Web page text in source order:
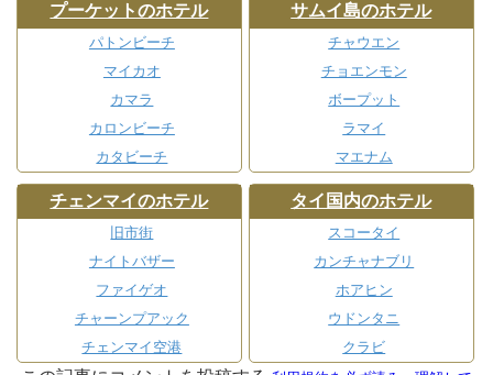
プーケットのホテル
パトンビーチ
マイカオ
カマラ
カロンビーチ
カタビーチ
サムイ島のホテル
チャウエン
チョエンモン
ボープット
ラマイ
マエナム
チェンマイのホテル
旧市街
ナイトバザー
ファイゲオ
チャーンプアック
チェンマイ空港
タイ国内のホテル
スコータイ
カンチャナブリ
ホアヒン
ウドンタニ
クラビ